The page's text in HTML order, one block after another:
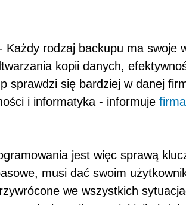
Każdy rodzaj backupu ma swoje
kopii danych,
sprawdzi się bardziej w danej
i informatyka - informuje firma
jest więc sprawą
musi dać swoim
we wszystkich